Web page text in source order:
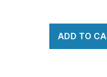
ADD TO